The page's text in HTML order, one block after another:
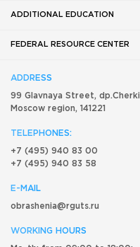
ADDITIONAL EDUCATION
FEDERAL RESOURCE CENTER
ADDRESS
99 Glavnaya Street,
Moscow region, 141221
TELEPHONES:
+7 (495) 940 83 00
+7 (495) 940 83 58
E-MAIL
obrashenia@rguts.ru
WORKING HOURS